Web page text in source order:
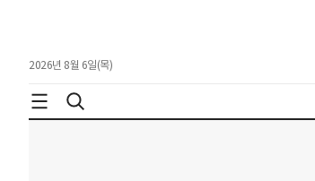
2026년 8월 6일(목)